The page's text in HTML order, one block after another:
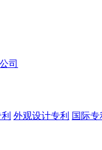
司
外观设计专利 国际专